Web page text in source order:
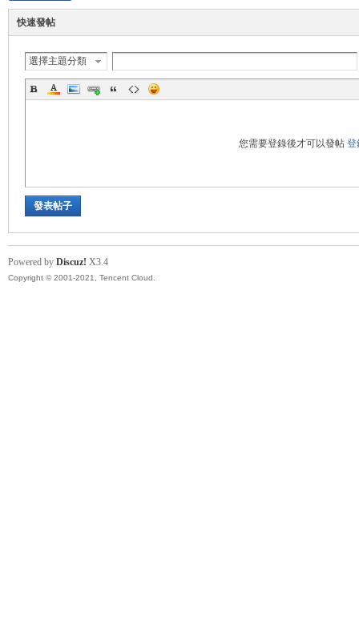
快速發帖
選擇主題分類
您需要登錄後才可以發帖 登
發表帖子
Powered by Discuz! X3.4
Copyright © 2001-2021, Tencent Cloud.